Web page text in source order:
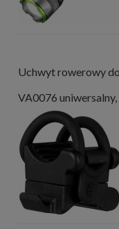
Uchwyt rowerowy
VA0076